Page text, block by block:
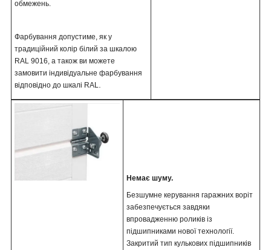
обмежень.
Фарбування допустиме, як у
традиційний колір білий за шкалою
RAL 9016, а також ви можете
замовити індивідуальне фарбування
відповідно до шкалі RAL
Немає шуму.
Безшумне керування гаражних воріт
забезпечується завдяки
впровадженню роликів із
підшипниками нової технології.
Закритий тип кулькових підшипників